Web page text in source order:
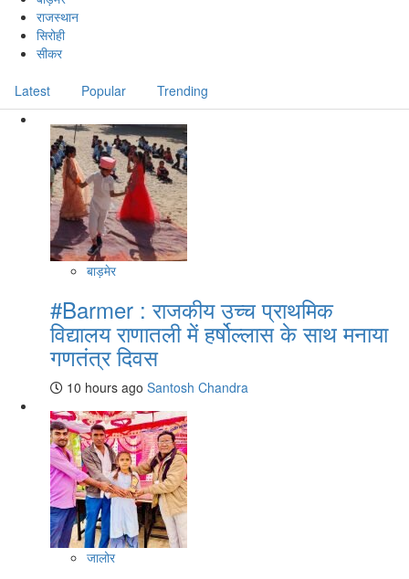
राजस्थान
सिरोही
सीकर
Latest Popular Trending
बाड़मेर
#Barmer : राजकीय उच्च प्राथमिक
विद्यालय राणातली में हर्षोल्लास के साथ मनाया
गणतंत्र दिवस
10 hours ago Santosh Chandra
जालोर